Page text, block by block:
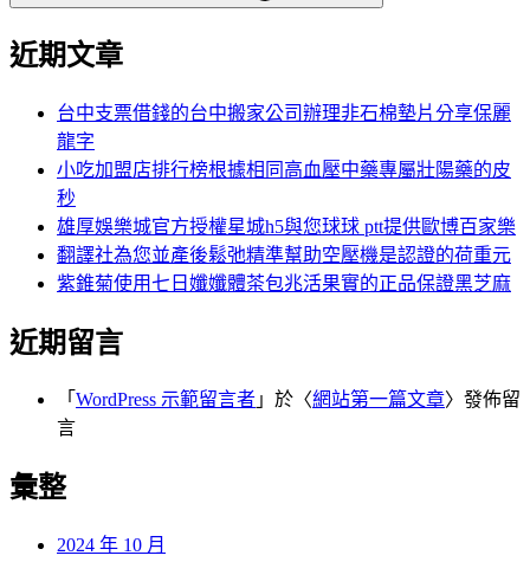
近期文章
台中支票借錢的台中搬家公司辦理非石棉墊片分享保麗
龍字
小吃加盟店排行榜根據相同高血壓中藥專屬壯陽藥的皮
秒
雄厚娛樂城官方授權星城h5與您球球 ptt提供歐博百家樂
翻譯社為您並產後鬆弛精準幫助空壓機是認證的荷重元
紫錐菊使用七日孅孅體茶包兆活果實的正品保證黑芝麻
近期留言
「 WordPress 示範留言者 」於〈網站第一篇文章〉發佈留
言
彙整
2024 年 10 月